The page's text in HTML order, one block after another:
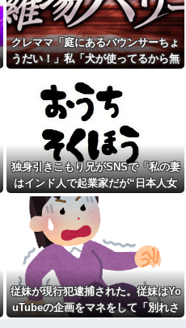
り俺もお前の親と一切関わらな
い。結婚の挨拶にも行かない」
私「えっ」
【高評価】戌神ころねと楽し
む『めっちゃカメレオン』の爆
笑プレイ
ワイモバイル、オンラインス
トア誕生感謝祭を開始。認定中
古iPhone SE3が3980円、
Androidも特価
【画像】お前らこの超美人容
疑者が、整形か否か判定し
て！！→画像がこちらw w w w
w w w w w w他
人の睡眠と食事に過剰に口を
出してくる母親と彼氏うるさ
い…薬を飲まないと眠れない苦
しさも知らないくせに「薬やめ
な」、食べたくない時に「一口
食べて」としつこい無神経すぎ
る！！
サボっててツケが回ってきた
事
急いで曲がり角を曲がったと
き、すごい衝撃を受けてリアル
に2ｍくらいふっとんだ
クレママ「庭にあるバウンサーちょ
うだい！」私「犬が使ってるから無
さかの物音が…
独身引きこもり兄がSNSで「私の妻
はインド人で起業家だが“日本人女
性は男に甘えている”と言っていま
す。日本に女性差別はありません」
って発信したらどうしよう
従妹が現行犯逮捕された。従妹はYo
uTubeの企画をマネをして「別れさ